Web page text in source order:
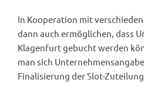
In Kooperation mit
dann auch ermöglichen, dass
Klagenfurt gebucht werden
man sich
Finalisierung der Slot-